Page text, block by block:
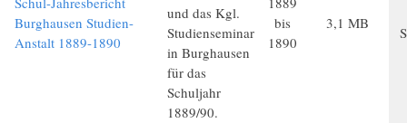
Burghausen Studien-
Anstalt 1889-1890
und das Kgl.
Studienseminar
in Burghausen
für das
Schuljahr
1889/90.
bis
1890
3,1 MB